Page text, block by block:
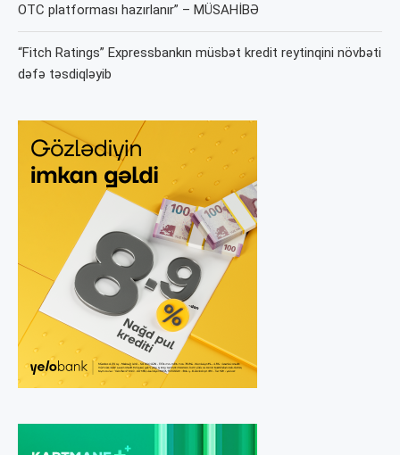
OTC platforması hazırlanır” – MÜSAHİBƏ
“Fitch Ratings” Expressbankın müsbət kredit reytinqini növbəti
dəfə təsdiqləyib